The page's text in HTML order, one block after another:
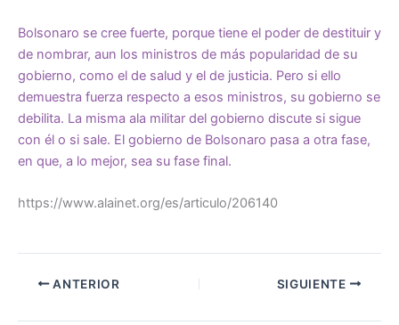
Bolsonaro se cree fuerte, porque tiene el poder de destituir y
de nombrar, aun los ministros de más popularidad de su
gobierno, como el de salud y el de justicia. Pero si ello
demuestra fuerza respecto a esos ministros, su gobierno se
debilita. La misma ala militar del gobierno discute si sigue
con él o si sale. El gobierno de Bolsonaro pasa a otra fase,
en que, a lo mejor, sea su fase final.
https://www.alainet.org/es/articulo/206140
ANTERIOR SIGUIENTE